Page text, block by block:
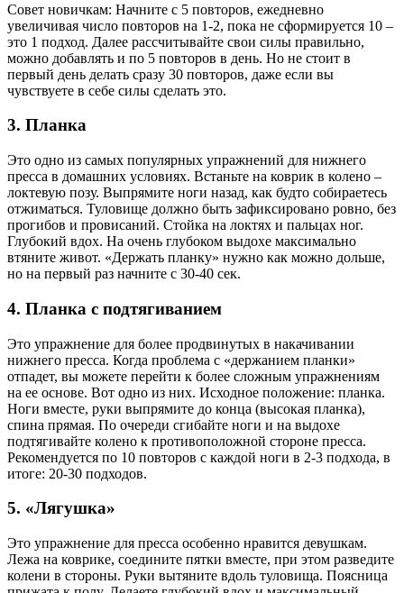
Совет новичкам: Начните с 5 повторов, ежедневно
увеличивая число повторов на 1-2, пока не сформируется 10 –
это 1 подход. Далее рассчитывайте свои силы правильно,
можно добавлять и по 5 повторов в день. Но не стоит в
первый день делать сразу 30 повторов, даже если вы
чувствуете в себе силы сделать это.
3. Планка
Это одно из самых популярных упражнений для нижнего
пресса в домашних условиях. Встаньте на коврик в колено –
локтевую позу. Выпрямите ноги назад, как будто собираетесь
отжиматься. Туловище должно быть зафиксировано ровно, без
прогибов и провисаний. Стойка на локтях и пальцах ног.
Глубокий вдох. На очень глубоком выдохе максимально
втяните живот. «Держать планку» нужно как можно дольше,
но на первый раз начните с 30-40 сек.
4. Планка с подтягиванием
Это упражнение для более продвинутых в накачивании
нижнего пресса. Когда проблема с «держанием планки»
отпадет, вы можете перейти к более сложным упражнениям
на ее основе. Вот одно из них. Исходное положение: планка.
Ноги вместе, руки выпрямите до конца (высокая планка),
спина прямая. По очереди сгибайте ноги и на выдохе
подтягивайте колено к противоположной стороне пресса.
Рекомендуется по 10 повторов с каждой ноги в 2-3 подхода, в
итоге: 20-30 подходов.
5. «Лягушка»
Это упражнение для пресса особенно нравится девушкам.
Лежа на коврике, соедините пятки вместе, при этом разведите
колени в стороны. Руки вытяните вдоль туловища. Поясница